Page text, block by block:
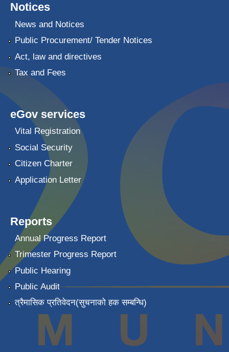
Notices
News and Notices
Public Procurement/ Tender Notices
Act, law and directives
Tax and Fees
eGov services
Vital Registration
Social Security
Citizen Charter
Application Letter
Reports
Annual Progress Report
Trimester Progress Report
Public Hearing
Public Audit
त्रैमासिक प्रतिवेदन(सुचनाको हक सम्बन्धि)